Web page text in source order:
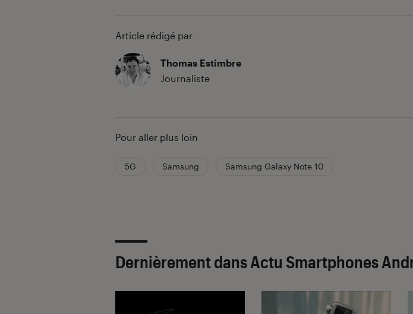
Article rédigé par
Thomas Estimbre
Journaliste
Pour aller plus loin
5G Samsung Samsung Galaxy Note 10
Dernièrement dans Actu Smartphones